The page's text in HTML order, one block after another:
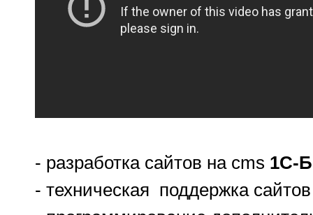
- разработка сайтов на cms 1С-
- техническая поддержка